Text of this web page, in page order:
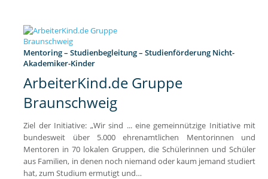
Mentoring – Studienbegleitung – Studienförderung Nicht-
Akademiker-Kinder
ArbeiterKind.de Gruppe
Braunschweig
Ziel der Initiative: „Wir sind ... eine gemeinnützige Initiative mit
bundesweit über 5.000 ehrenamtlichen Mentorinnen und
Mentoren in 70 lokalen Gruppen, die Schülerinnen und Schüler
aus Familien, in denen noch niemand oder kaum jemand studiert
hat, zum Studium ermutigt und…